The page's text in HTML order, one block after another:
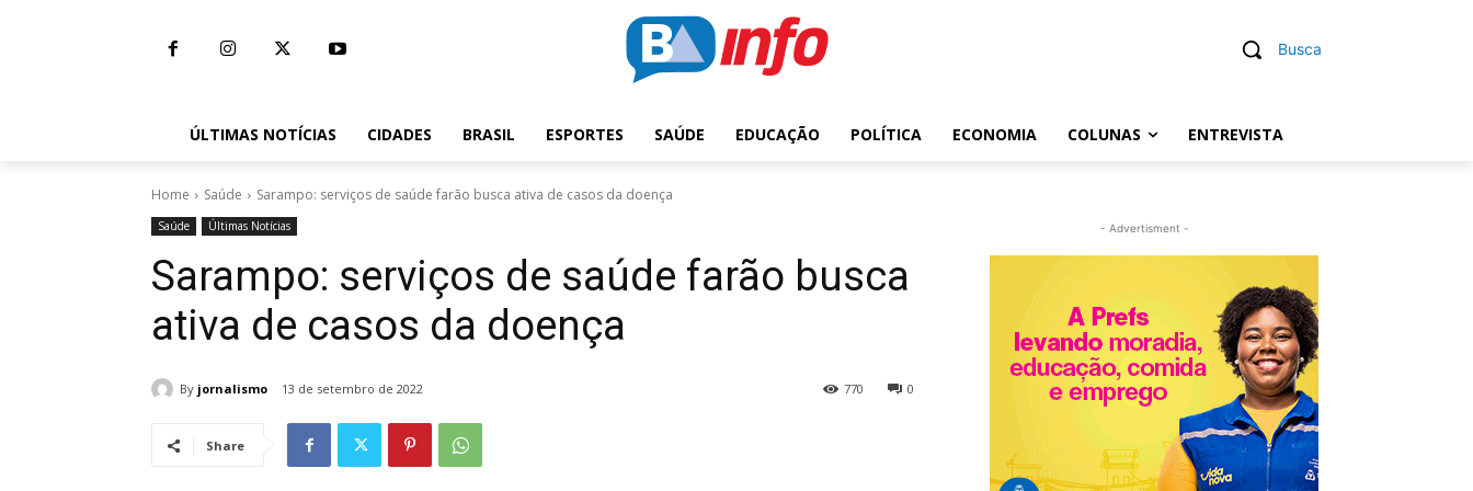
Busca
ÚLTIMAS NOTÍCIAS CIDADES BRASIL ESPORTES SAÚDE EDUCAÇÃO POLÍTICA ECONOMIA COLUNAS ENTREVISTA
Home Saúde Sarampo: serviços de saúde farão busca ativa de casos da doença
Saúde Últimas Notícias
Sarampo: serviços de saúde farão busca
ativa de casos da doença
By jornalismo 13 de setembro de 2022 0
770
Share
- Advertisment -